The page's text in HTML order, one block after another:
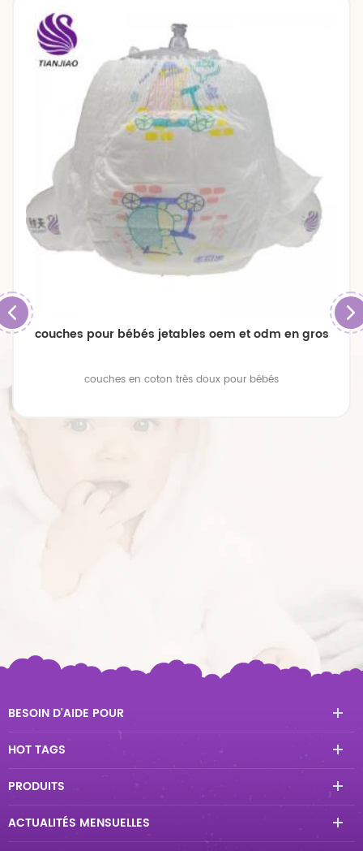
couches pour bébés jetables oem et odm en gros
couches en coton très doux pour bébés
BESOIN D'AIDE POUR
HOT TAGS
PRODUITS
ACTUALITÉS MENSUELLES